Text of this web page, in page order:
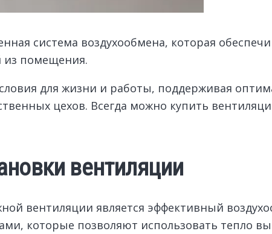
система воздухообмена, которая
из помещения.
для жизни и работы, поддерживая
цехов. Всегда можно купить
вентиляции
вентиляции является эффективный
которые позволяют использовать тепло